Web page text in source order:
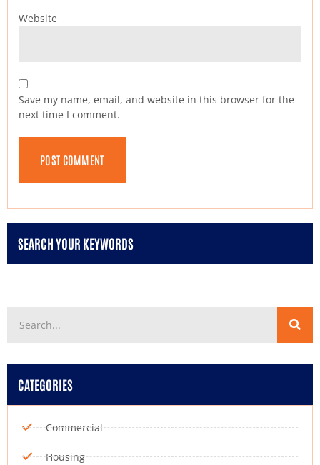
Website
Save my name, email, and website in this browser for the
next time I comment.
SEARCH YOUR KEYWORDS
CATEGORIES
Commercial
Housing